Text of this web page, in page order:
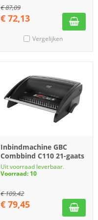
€87,09
€ 72,13
Vergelijken
Inbindmachine GBC
Combbind C110 21-gaats
Uit voorraad leverbaar.
Voorraad: 10
€109,42
€ 79,45